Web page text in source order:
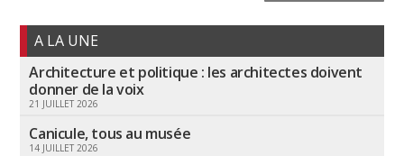
A LA UNE
Architecture et politique : les architectes doivent
donner de la voix
21 JUILLET 2026
Canicule, tous au musée
14 JUILLET 2026